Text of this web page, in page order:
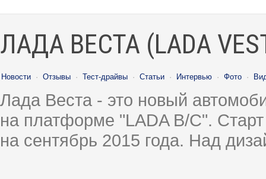
ЛАДА ВЕСТА (LADA
Новости · Отзывы · Тест-драйвы · Статьи · Интервью · Фото ·
Лада Веста - это новый
на платформе "LADA B/C".
на сентябрь 2015 года. Над